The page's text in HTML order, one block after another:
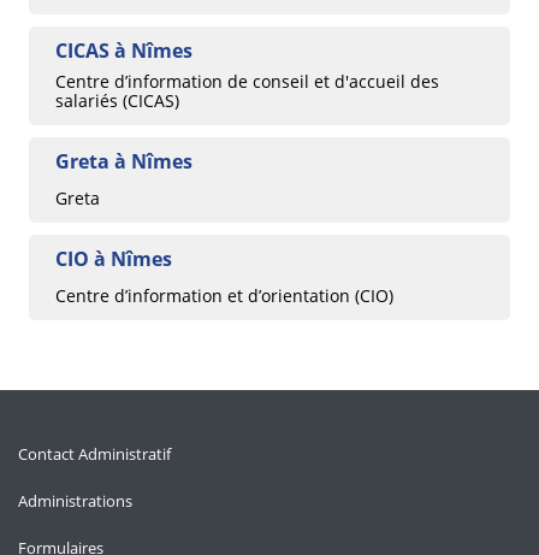
CICAS à Nîmes
Centre d’information de conseil et d'accueil des
salariés (CICAS)
Greta à Nîmes
Greta
CIO à Nîmes
Centre d’information et d’orientation (CIO)
Contact Administratif
Administrations
Formulaires